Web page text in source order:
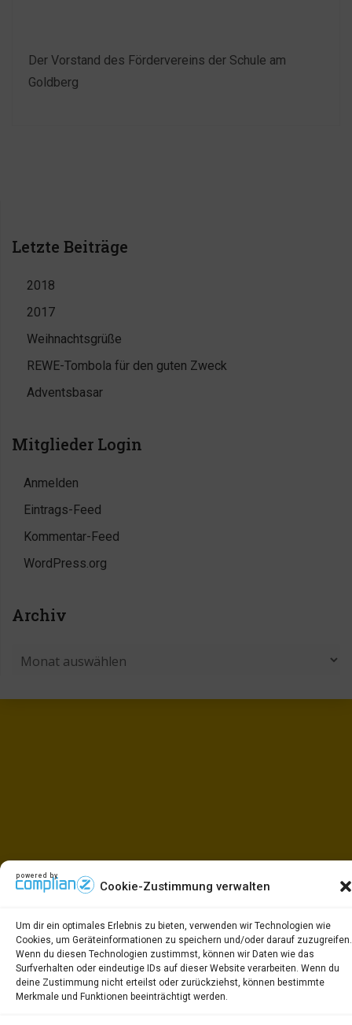
powered by
Cookie-Zustimmung verwalten
Um dir ein optimales Erlebnis zu bieten, verwenden wir Technologien wie
Cookies, um Geräteinformationen zu speichern und/oder darauf zuzugreifen.
Wenn du diesen Technologien zustimmst, können wir Daten wie das
Surfverhalten oder eindeutige IDs auf dieser Website verarbeiten. Wenn du
deine Zustimmung nicht erteilst oder zurückziehst, können bestimmte
Merkmale und Funktionen beeinträchtigt werden.
Der Vorstand des Fördervereins der Schule am
Goldberg
Letzte Beiträge
2018
2017
Weihnachtsgrüße
REWE-Tombola für den guten Zweck
Adventsbasar
Mitglieder Login
Anmelden
Eintrags-Feed
Kommentar-Feed
WordPress.org
Archiv